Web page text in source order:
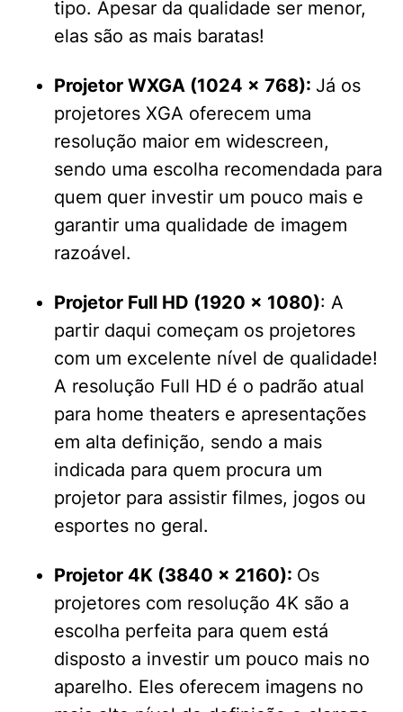
tipo. Apesar da qualidade ser menor,
elas são as mais baratas!
Projetor WXGA (1024 × 768): Já os
projetores XGA oferecem uma
resolução maior em widescreen,
sendo uma escolha recomendada para
quem quer investir um pouco mais e
garantir uma qualidade de imagem
razoável.
Projetor Full HD (1920 × 1080): A
partir daqui começam os projetores
com um excelente nível de qualidade!
A resolução Full HD é o padrão atual
para home theaters e apresentações
em alta definição, sendo a mais
indicada para quem procura um
projetor para assistir filmes, jogos ou
esportes no geral.
Projetor 4K (3840 × 2160): Os
projetores com resolução 4K são a
escolha perfeita para quem está
disposto a investir um pouco mais no
aparelho. Eles oferecem imagens no